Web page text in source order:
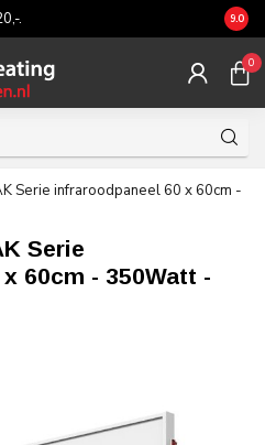
. 9.0
0
Serie infraroodpaneel 60 x 60cm -
Serie
60cm - 350Watt -